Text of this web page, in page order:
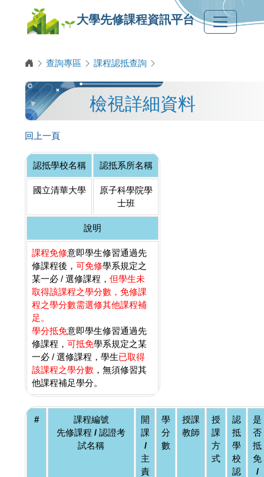
大學先修課程資訊平台
查詢專區 課程認抵查詢
檢視詳細資料
回上一頁
認抵學校名稱 認抵系所名稱
國立清華大學
原子科學院學
士班
說明
課程免修意即學生修習通過先
修課程後， 可免修學系規定之
某一必 / 選修課程， 但學生未
取得該課程之學分數，免修課
程之學分數需選修其他課程補
足。
學分抵免意即學生修習通過先
修課程， 可抵免學系規定之某
一必 / 選修課程，學生已取得
該課程之學分數 ，無須修習其
他課程補足學分。
#
課程編號
先修課程 / 認證考
試名稱
開
課
/
主
責
學
分
數
授課
教師
授
課
方
式
認
抵
學
校
認
是
否
抵
免
/